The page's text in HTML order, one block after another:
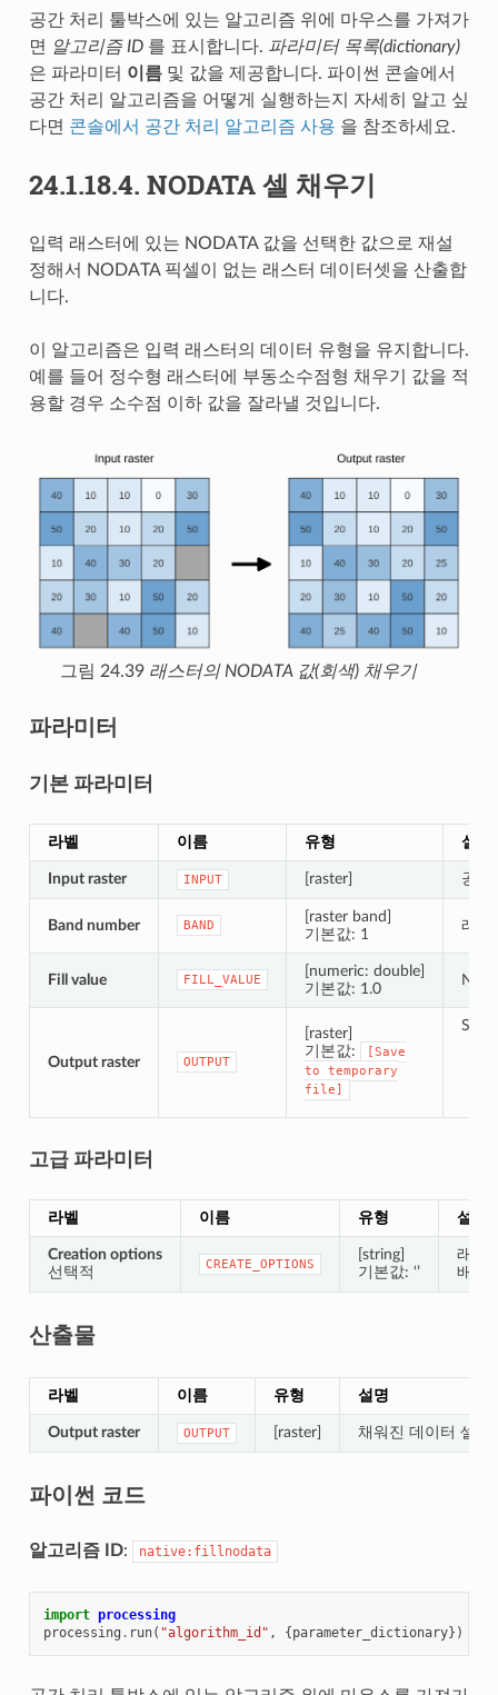
공간 처리 툴박스에 있는 알고리즘 위에 마우스를 가져가
면
알고리즘 ID를 표시합니다. 파라미터 목록(dictionary)
은 파라미터 이름및 값을 제공합니다. 파이썬 콘솔에서
공간 처리 알고리즘을 어떻게 실행하는지 자세히 알고 싶
다면 콘솔에서 공간 처리 알고리즘 사용 을 참조하세요.
24.1.18.4. NODATA 셀 채우기
입력 래스터에 있는 NODATA 값을 선택한 값으로 재설
정해서 NODATA 픽셀이 없는 래스터 데이터셋을 산출합
니다.
이 알고리즘은 입력 래스터의 데이터 유형을 유지합니다.
예를 들어 정수형 래스터에 부동소수점형 채우기 값을 적
용할 경우 소수점 이하 값을 잘라낼 것입니다.
그림 24.39 래스터의 NODATA 값(회색) 채우기
파라미터
기본 파라미터
라벨 이름 유형 설명
Input raster INPUT [raster] 공간
Band number BAND
[raster band]
기본값: 1
래스
Fill value FILL_VALUE
[numeric: double]
기본값: 1.0
Output raster OUTPUT
[raster]
기본값:
[Save
to
temporary
file]
고급 파라미터
라벨 이름 유형 설명
Creation options
선택적
CREATE_OPTIONS
[string]
기본값: ‘’
래스
배치
산출물
라벨 이름 유형 설명
Output raster OUTPUT [raster] 채워진 데이터 셀을
파이썬 코드
알고리즘 ID: native:fillnodata
import processing
processing . run( "algorithm_id" , { parameter_dictionary})